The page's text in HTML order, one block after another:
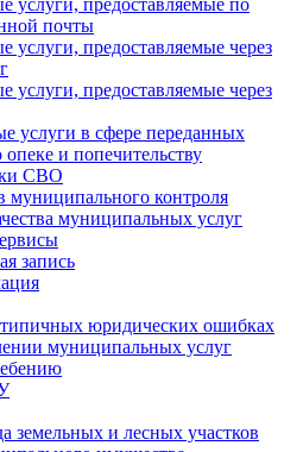
услуги, предоставляемые по
почты
предоставляемые через
предоставляемые через
услуги в сфере переданных
и попечительству
СВО
муниципального контроля
муниципальных услуг
запись
юридических ошибках
муниципальных услуг
земельных и лесных участков